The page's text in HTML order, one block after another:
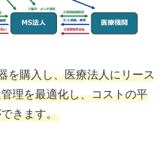
を購入し、医療法人にリース
理を最適化し、コストの平
きます。